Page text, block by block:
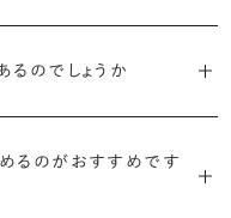
るのでしょうか
るのがおすすめです